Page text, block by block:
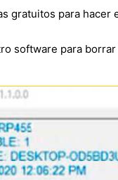
gratuitos para hacer
software para